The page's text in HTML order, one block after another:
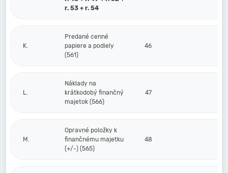
r. 53 + r. 54
K.
Predané cenné
papiere a podiely
(561)
46
L.
Náklady na
krátkodobý finančný
majetok (566)
47
M.
Opravné položky k
finančnému majetku
(+/-) (565)
48